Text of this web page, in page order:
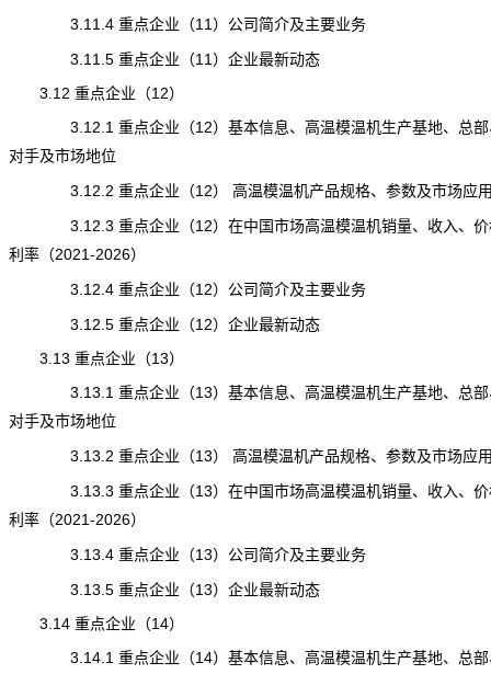
3.11.4 重点企业（11）公司简介及主要业务
3.11.5 重点企业（11）企业最新动态
3.12 重点企业（12）
3.12.1 重点企业（12）基本信息、高温模温机生产基地、总部
对手及市场地位
3.12.2 重点企业（12） 高温模温机产品规格、参数及市场应
3.12.3 重点企业（12）在中国市场高温模温机销量、收入、价
利率（2021-2026）
3.12.4 重点企业（12）公司简介及主要业务
3.12.5 重点企业（12）企业最新动态
3.13 重点企业（13）
3.13.1 重点企业（13）基本信息、高温模温机生产基地、总部
对手及市场地位
3.13.2 重点企业（13） 高温模温机产品规格、参数及市场应
3.13.3 重点企业（13）在中国市场高温模温机销量、收入、价
利率（2021-2026）
3.13.4 重点企业（13）公司简介及主要业务
3.13.5 重点企业（13）企业最新动态
3.14 重点企业（14）
3.14.1 重点企业（14）基本信息、 高温模温机生产基地、总